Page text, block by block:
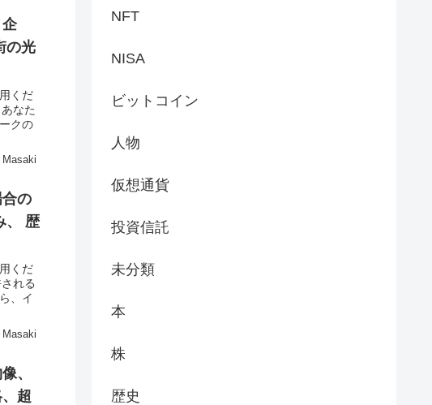
企
の光
くだ
なた
クの
Masaki
の
、 歴
くだ
れる
、イ
Masaki
、
超
NFT
NISA
ビットコイン
人物
仮想通貨
投資信託
未分類
本
株
歴史